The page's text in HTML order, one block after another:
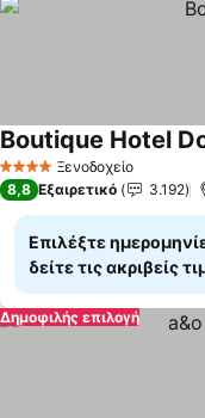
4 ΑστέριαΞενοδοχείο
Boutique Hotel
8,8 Εξαιρετικό 3.192
Επιλέξτε
δείτε τις ακριβείς
Δημοφιλής επιλογή